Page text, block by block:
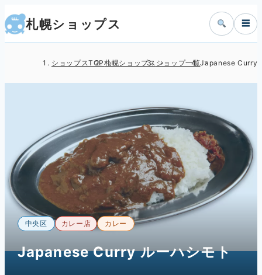
札幌ショップス ☰
ショップスTOP札幌ショップス ショップ一覧Japanese Curry
中央区 カレー店 カレー
Japanese Curry ルーハシモト